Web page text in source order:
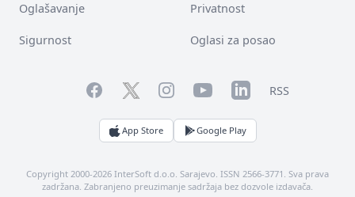
Oglašavanje Privatnost
Sigurnost Oglasi za posao
FacebookTwitterInstagramYouTubeLinkedInRSS
App Store Google Play
Copyright 2000-2026 InterSoft d.o.o. Sarajevo. ISSN 2566-3771. Sva prava
zadržana. Zabranjeno preuzimanje sadržaja bez dozvole izdavača.